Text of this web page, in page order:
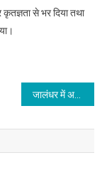
से भर दिया तथा
जालंधर में अपहरण के बाद युवती से दुष्कर्म, तीन गिरफ्तार